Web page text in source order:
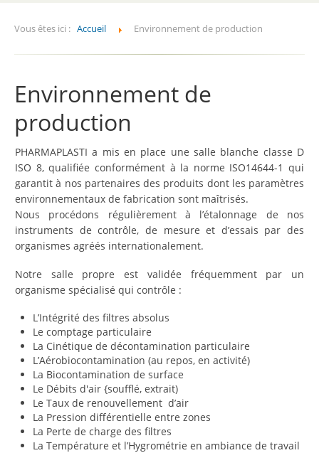
Vous êtes ici : Accueil Environnement de production
Environnement de
production
PHARMAPLASTI a mis en place une salle blanche classe D
ISO 8, qualifiée conformément à la norme ISO14644-1 qui
garantit à nos partenaires des produits dont les paramètres
environnementaux de fabrication sont maîtrisés.
Nous procédons régulièrement à l’étalonnage de nos
instruments de contrôle, de mesure et d’essais par des
organismes agréés internationalement.
Notre salle propre est validée fréquemment par un
organisme spécialisé qui contrôle :
L’Intégrité des filtres absolus
Le comptage particulaire
La Cinétique de décontamination particulaire
L’Aérobiocontamination (au repos, en activité)
La Biocontamination de surface
Le Débits d'air {soufflé, extrait)
Le Taux de renouvellement d’air
La Pression différentielle entre zones
La Perte de charge des filtres
La Température et l’Hygrométrie en ambiance de travail